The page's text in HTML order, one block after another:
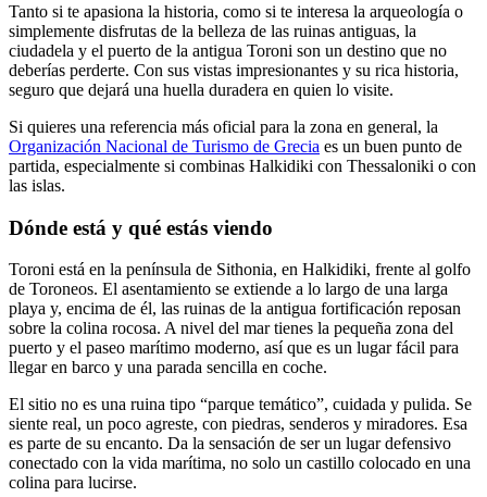
Tanto si te apasiona la historia, como si te interesa la arqueología o
simplemente disfrutas de la belleza de las ruinas antiguas, la
ciudadela y el puerto de la antigua Toroni son un destino que no
deberías perderte. Con sus vistas impresionantes y su rica historia,
seguro que dejará una huella duradera en quien lo visite.
Si quieres una referencia más oficial para la zona en general, la
Organización Nacional de Turismo de Grecia es un buen punto de
partida, especialmente si combinas Halkidiki con Thessaloniki o con
las islas.
Dónde está y qué estás viendo
Toroni está en la península de Sithonia, en Halkidiki, frente al golfo
de Toroneos. El asentamiento se extiende a lo largo de una larga
playa y, encima de él, las ruinas de la antigua fortificación reposan
sobre la colina rocosa. A nivel del mar tienes la pequeña zona del
puerto y el paseo marítimo moderno, así que es un lugar fácil para
llegar en barco y una parada sencilla en coche.
El sitio no es una ruina tipo “parque temático”, cuidada y pulida. Se
siente real, un poco agreste, con piedras, senderos y miradores. Esa
es parte de su encanto. Da la sensación de ser un lugar defensivo
conectado con la vida marítima, no solo un castillo colocado en una
colina para lucirse.